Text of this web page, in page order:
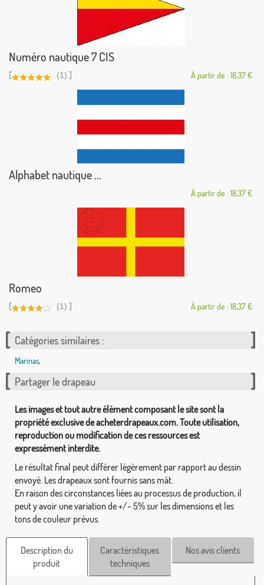
Numéro nautique 7 CIS
[ (1) ] À partir de : 18,37 €
Alphabet nautique ...
À partir de : 18,37 €
Romeo
[ (1) ] À partir de : 18,37 €
Catégories similaires :
Marinas,
Partager le drapeau
Les images et tout autre élément composant le site sont la
propriété exclusive de acheterdrapeaux.com. Toute utilisation,
reproduction ou modification de ces ressources est
expressément interdite.
Le résultat final peut différer légèrement par rapport au dessin
envoyé. Les drapeaux sont fournis sans mât.
En raison des circonstances liées au processus de production, il
peut y avoir une variation de +/- 5% sur les dimensions et les
tons de couleur prévus.
Description du
produit
Caractéristiques
techniques
Nos avis clients